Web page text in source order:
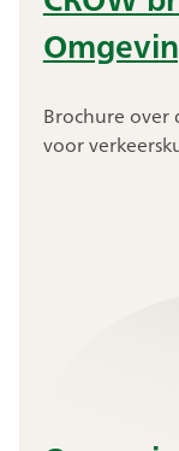
Brochure over
voor